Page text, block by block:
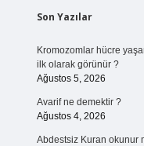
Sidebar
Son Yazılar
Kromozomlar hücre
ilk olarak görünür ?
Ağustos 5, 2026
Avarif ne demektir ?
Ağustos 4, 2026
Abdestsiz Kuran okunur